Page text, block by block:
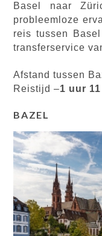
Basel naar
probleemloze
reis tussen
transferservice
Afstand tussen
Reistijd –1 uur
BAZEL